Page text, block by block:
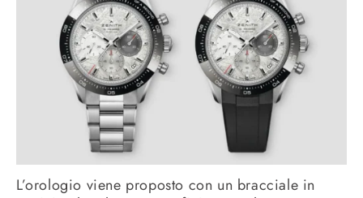
L’orologio viene proposto con un bracciale in